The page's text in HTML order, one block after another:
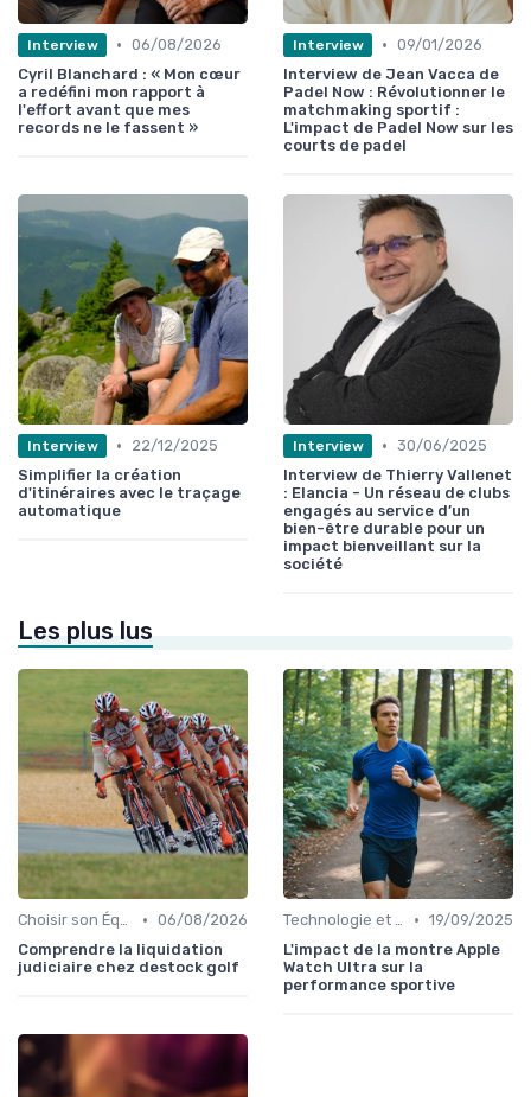
Interview • 06/08/2026
Cyril Blanchard : « Mon cœur
a redéfini mon rapport à
l'effort avant que mes
records ne le fassent »
Interview • 09/01/2026
Interview de Jean Vacca de
Padel Now : Révolutionner le
matchmaking sportif :
L'impact de Padel Now sur les
courts de padel
Interview •
22/12/2025
Simplifier la création
d'itinéraires avec le traçage
automatique
Interview • 30/06/2025
Interview de Thierry Vallenet
: Elancia - Un réseau de clubs
engagés au service d’un
bien-être durable pour un
impact bienveillant sur la
société
Les plus lus
Choisir son Équipement Sportif • 06/08/2026
Comprendre la liquidation
judiciaire chez destock golf
Technologie et Gadgets de Sport • 19/09/2025
L'impact de la montre Apple
Watch Ultra sur la
performance sportive